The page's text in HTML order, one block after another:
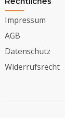
Impressum
AGB
Datenschutz
Widerrufsrecht